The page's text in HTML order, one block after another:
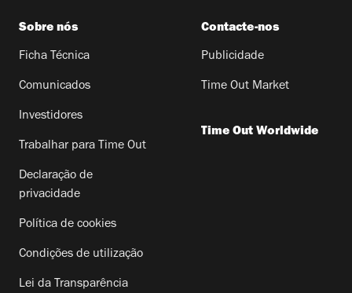
Sobre nós
Ficha Técnica
Comunicados
Investidores
Trabalhar para Time Out
Declaração de
privacidade
Política de cookies
Condições de utilização
Lei da Transparência
Contacte-nos
Publicidade
Time Out Market
Time Out Worldwide